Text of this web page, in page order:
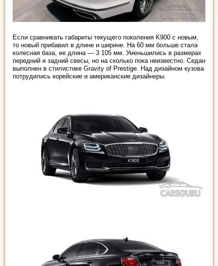
Если сравнивать габариты текущего поколения K900 с новым,
то новый прибавил в длине и ширине. На 60 мм больше стала
колесная база, ее длина — 3 105 мм. Уменьшились в размерах
передний и задний свесы, но на сколько пока неизвестно. Седан
выполнен в стилистике Gravity of Prestige. Над дизайном кузова
потрудились корейские и американские дизайнеры.